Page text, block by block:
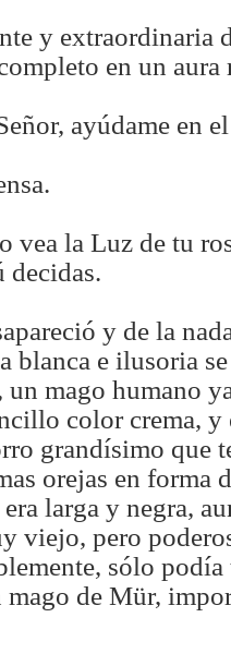
y extraordinaria
en un aura
ayúdame en
vea la Luz de tu
decidas.
y de la
blanca e ilusoria
mago humano
color crema, y
grandísimo que
orejas en forma
larga y negra,
viejo, pero
sólo podía
mago de Mür,